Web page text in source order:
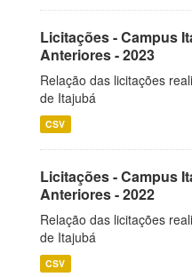
Licitações - Campus
Anteriores - 2023
Relação das licitações
de Itajubá
CSV
Licitações - Campus
Anteriores - 2022
Relação das licitações
de Itajubá
CSV